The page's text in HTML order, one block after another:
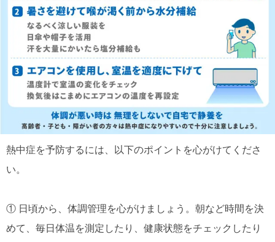
熱中症を予防するには、以下のポイントを心がけてくださ
い。
① 日頃から、体調管理を心がけましょう。朝など時間を決
めて、毎日体温を測定したり、健康状態をチェックしたり